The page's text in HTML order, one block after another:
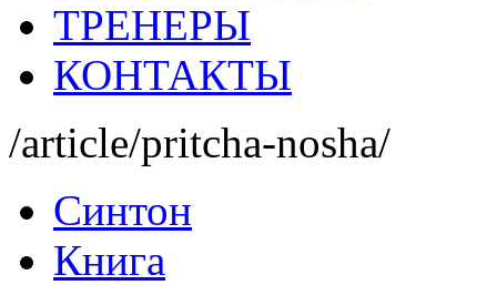
ТРЕНЕРЫ
КОНТАКТЫ
/article/pritcha-nosha/
Синтон
Книга